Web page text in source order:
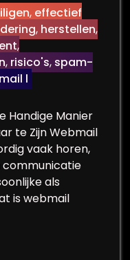
, effectief
, herstellen,
,
, risico's, spam-
l
Handige Manier
te Zijn Webmail
vaak horen,
communicatie
als
is webmail
van Webmail: